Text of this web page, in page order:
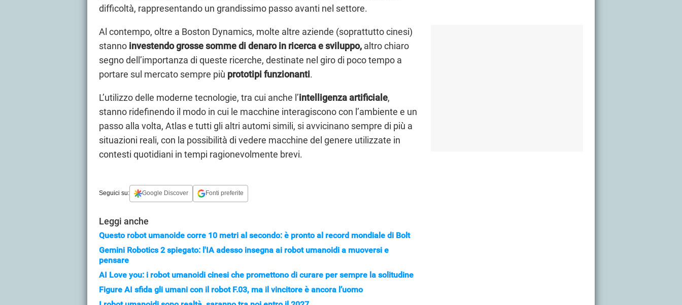
difficoltà, rappresentando un grandissimo passo avanti nel settore.
Al contempo, oltre a Boston Dynamics, molte altre aziende (soprattutto cinesi)
stanno investendo grosse somme di denaro in ricerca e sviluppo, altro chiaro
segno dell’importanza di queste ricerche, destinate nel giro di poco tempo a
portare sul mercato sempre più prototipi funzionanti.
L’utilizzo delle moderne tecnologie, tra cui anche l’intelligenza artificiale,
stanno ridefinendo il modo in cui le macchine interagiscono con l’ambiente e un
passo alla volta, Atlas e tutti gli altri automi simili, si avvicinano sempre di più a
situazioni reali, con la possibilità di vedere macchine del genere utilizzate in
contesti quotidiani in tempi ragionevolmente brevi.
Seguici su: Google Discover Fonti preferite
Leggi anche
Questo robot umanoide corre 10 metri al secondo: è pronto al record mondiale di Bolt
Gemini Robotics 2 spiegato: l'IA adesso insegna ai robot umanoidi a muoversi e
pensare
AI Love you: i robot umanoidi cinesi che promettono di curare per sempre la solitudine
Figure AI sfida gli umani con il robot F.03, ma il vincitore è ancora l’uomo